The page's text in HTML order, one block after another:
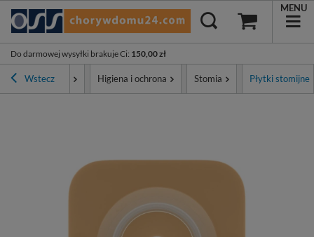
Do darmowej wysyłki brakuje Ci: 150,00 zł
MENU
Wstecz
Strona główna Higiena i ochrona Stomia Płytki stomijne